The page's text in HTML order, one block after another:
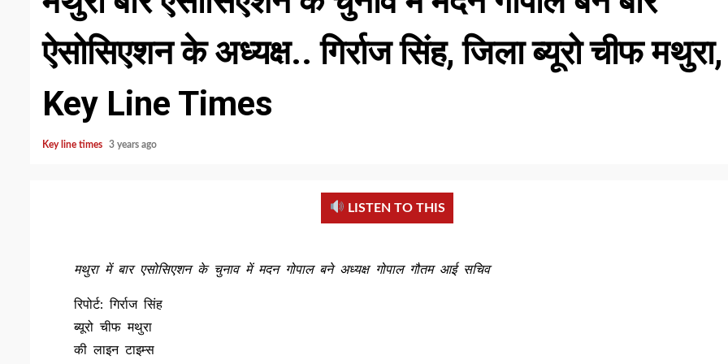
ऐसोसिएशन के अध्यक्ष.. गिर्राज सिंह, जिला ब्यूरो चीफ मथुरा,
Key Line Times
Key line times 3 years ago
LISTEN TO THIS
मथुरा में बार एसोसिएशन के चुनाव में मदन गोपाल बने अध्यक्ष गोपाल गौतम आई सचिव
रिपोर्ट: गिर्राज सिंह
ब्यूरो चीफ मथुरा
की लाइन टाइम्स